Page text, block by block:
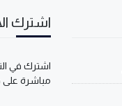
اشترك
اشترك في
مباشرة على